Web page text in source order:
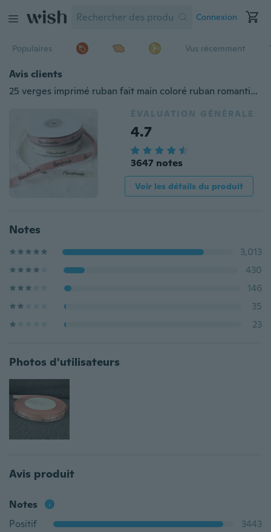
Connexion
Populaires Vus récemment
Avis clients
25 verges imprimé ruban fait main coloré ruban romantique rubans d'emballage cadeau ruban de boîte à gâteau 7 choix de couleurs
ÉVALUATION GÉNÉRALE
4.7
3647 notes
Voir les détails du produit
Notes
3,013
430
146
35
23
Photos d'utilisateurs
Avis produit
Notes
Positif
3443